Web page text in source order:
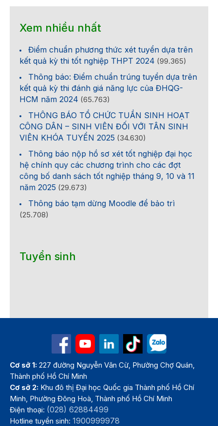
Xem nhiều nhất
Điểm chuẩn phương thức xét tuyển dựa trên
kết quả kỳ thi tốt nghiệp THPT 2024 (99.365)
Thông báo: Điểm chuẩn trúng tuyển dựa trên
kết quả kỳ thi đánh giá năng lực của ĐHQG-
HCM năm 2024 (65.763)
THÔNG BÁO TỔ CHỨC TUẦN SINH HOẠT
CÔNG DÂN – SINH VIÊN ĐỐI VỚI TÂN SINH
VIÊN KHÓA TUYỂN 2025 (34.630)
Thông báo nộp hồ sơ xét tốt nghiệp đại học
hệ chính quy các chương trình cho các đợt
công bố danh sách tốt nghiệp tháng 9, 10 và 11
năm 2025 (29.673)
Thông báo tạm dừng Moodle để bảo trì
(25.708)
Tuyển sinh
Cơ sở 1: 227 đường Nguyễn Văn Cừ, Phường Chợ Quán,
Thành phố Hồ Chí Minh
Cơ sở 2: Khu đô thị Đại học Quốc gia Thành phố Hồ Chí
Minh, Phường Đông Hoà, Thành phố Hồ Chí Minh
Điện thoại: (028) 62884499
Hotline tuyển sinh:1900999978